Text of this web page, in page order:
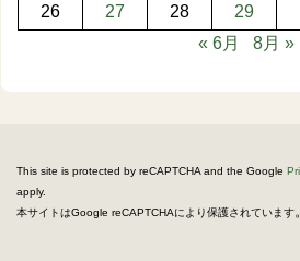
26
27 28 29
« 6月
8月 »
This site is protected by reCAPTCHA and the Google
apply.
本サイトはGoogle reCAPTCHAにより保護されています。